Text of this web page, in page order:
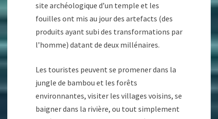
site archéologique d’un temple et les
fouilles ont mis au jour des artefacts (des
produits ayant subi des transformations par
l’homme) datant de deux millénaires.
Les touristes peuvent se promener dans la
jungle de bambou et les forêts
environnantes, visiter les villages voisins, se
baigner dans la rivière, ou tout simplement